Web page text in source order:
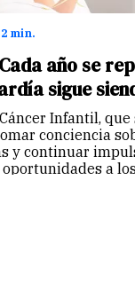
2 min.
año se
sigue
Infantil,
conciencia
y continuar
a